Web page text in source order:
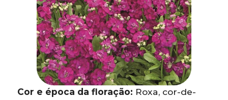
Cor e época da floração: Roxa, cor-de-